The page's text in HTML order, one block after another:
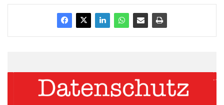
in Slips sind vor allem für Männer tabu, egal wie knackig die
Rückseite auch sein mag. Frauen sollten sich nicht zu sexy